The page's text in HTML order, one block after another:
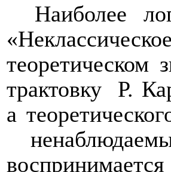
Наиболее
теоретическом
трактовку
Р.
а